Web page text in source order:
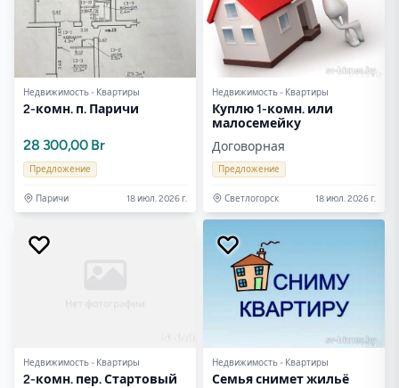
Недвижимость - Квартиры
2-комн. п. Паричи
28 300,00 Br
Предложение
Паричи 18 июл. 2026 г.
Недвижимость - Квартиры
Куплю 1-комн. или
малосемейку
Договорная
Предложение
Светлогорск 18 июл. 2026 г.
Недвижимость - Квартиры
2-комн. пер. Стартовый
Недвижимость - Квартиры
Семья снимет жильё